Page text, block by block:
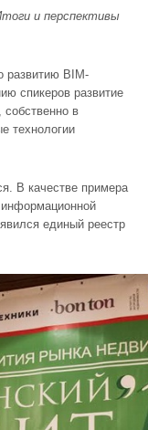
и перспективы
развитию BIM-
спикеров развитие
собственно в
технологии
В качестве примера
единый реестр